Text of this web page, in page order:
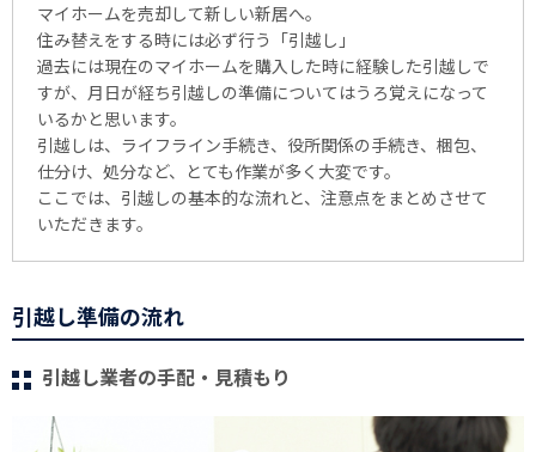
マイホームを売却して新しい新居へ。
住み替えをする時には必ず行う「引越し」
過去には現在のマイホームを購入した時に経験した引越しで
すが、月日が経ち引越しの準備についてはうろ覚えになって
いるかと思います。
引越しは、 ライフライン手続き、役所関係の手続き、梱包、
仕分け、処分など、とても作業が多く大変です。
ここでは、引越しの基本的な流れと、注意点をまとめさせて
いただきます。
引越し準備の流れ
引越し業者の手配・見積もり